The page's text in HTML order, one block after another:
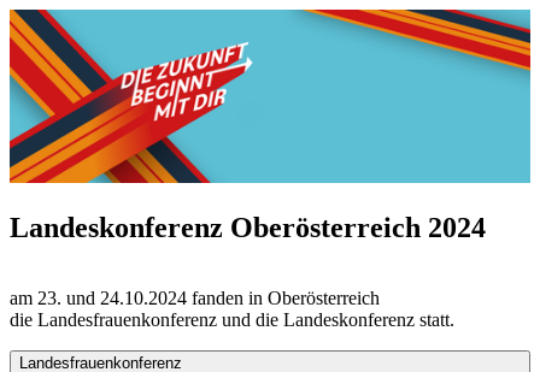
Landeskonferenz Oberösterreich 2024
am 23. und 24.10.2024 fanden in Oberösterreich
die Landesfrauenkonferenz und die Landeskonferenz statt.
Landesfrauenkonferenz